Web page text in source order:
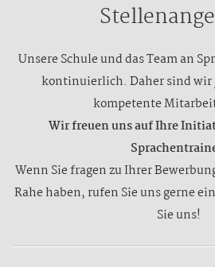
Unsere Schule und das Team an
kontinuierlich. Daher sind wir
kompetente
Wir freuen uns auf Ihre
Wenn Sie fragen zu Ihrer
Rahe haben, rufen Sie uns gerne
Sie uns!